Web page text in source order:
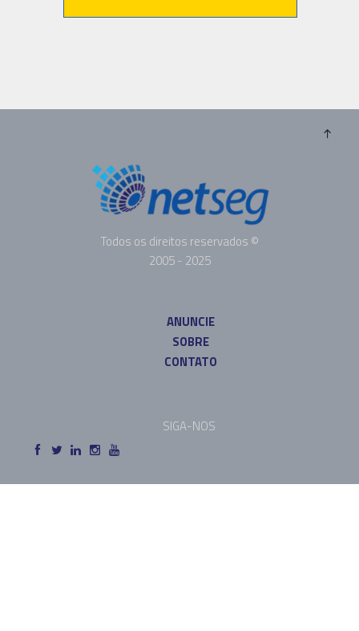
Todos os direitos reservados ©
2005 - 2025
ANUNCIE
SOBRE
CONTATO
SIGA-NOS